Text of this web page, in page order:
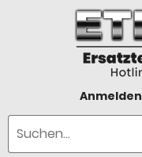
Anmelden